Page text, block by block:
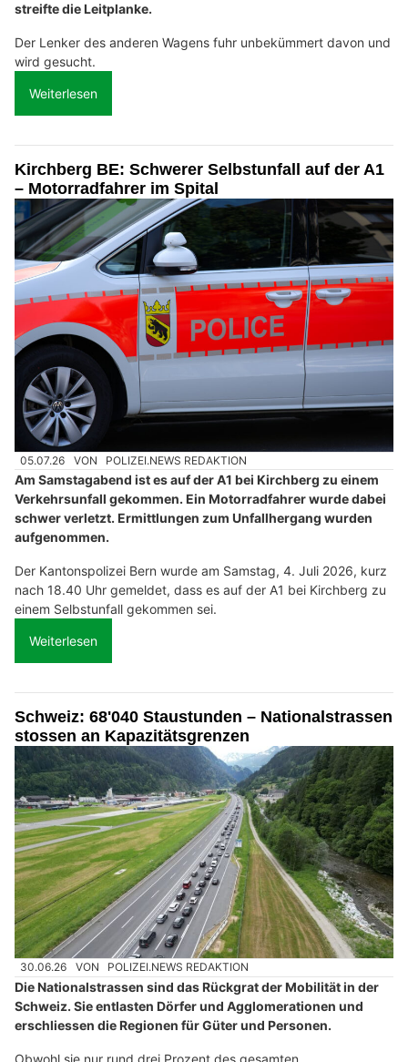
streifte die Leitplanke.
Der Lenker des anderen Wagens fuhr unbekümmert davon und
wird gesucht.
Weiterlesen
Kirchberg BE: Schwerer Selbstunfall auf der A1
– Motorradfahrer im Spital
05.07.26 VON POLIZEI.NEWS REDAKTION
Am Samstagabend ist es auf der A1 bei Kirchberg zu einem
Verkehrsunfall gekommen. Ein Motorradfahrer wurde dabei
schwer verletzt. Ermittlungen zum Unfallhergang wurden
aufgenommen.
Der Kantonspolizei Bern wurde am Samstag, 4. Juli 2026, kurz
nach 18.40 Uhr gemeldet, dass es auf der A1 bei Kirchberg zu
einem Selbstunfall gekommen sei.
Weiterlesen
Schweiz: 68'040 Staustunden – Nationalstrassen
stossen an Kapazitätsgrenzen
30.06.26 VON POLIZEI.NEWS REDAKTION
Die Nationalstrassen sind das Rückgrat der Mobilität in der
Schweiz. Sie entlasten Dörfer und Agglomerationen und
erschliessen die Regionen für Güter und Personen.
Obwohl sie nur rund drei Prozent des gesamten